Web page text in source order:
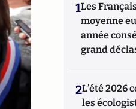
1Les
moyenne
année
grand
2L’été 2026
les